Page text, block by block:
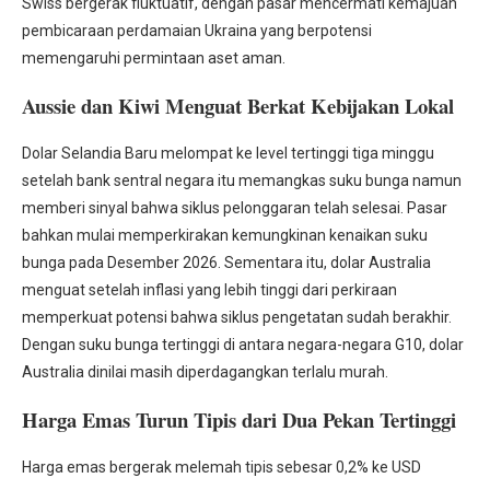
Swiss bergerak fluktuatif, dengan pasar mencermati kemajuan
pembicaraan perdamaian Ukraina yang berpotensi
memengaruhi permintaan aset aman.
Aussie dan Kiwi Menguat Berkat Kebijakan Lokal
Dolar Selandia Baru melompat ke level tertinggi tiga minggu
setelah bank sentral negara itu memangkas suku bunga namun
memberi sinyal bahwa siklus pelonggaran telah selesai. Pasar
bahkan mulai memperkirakan kemungkinan kenaikan suku
bunga pada Desember 2026. Sementara itu, dolar Australia
menguat setelah inflasi yang lebih tinggi dari perkiraan
memperkuat potensi bahwa siklus pengetatan sudah berakhir.
Dengan suku bunga tertinggi di antara negara-negara G10, dolar
Australia dinilai masih diperdagangkan terlalu murah.
Harga Emas Turun Tipis dari Dua Pekan Tertinggi
Harga emas bergerak melemah tipis sebesar 0,2% ke USD